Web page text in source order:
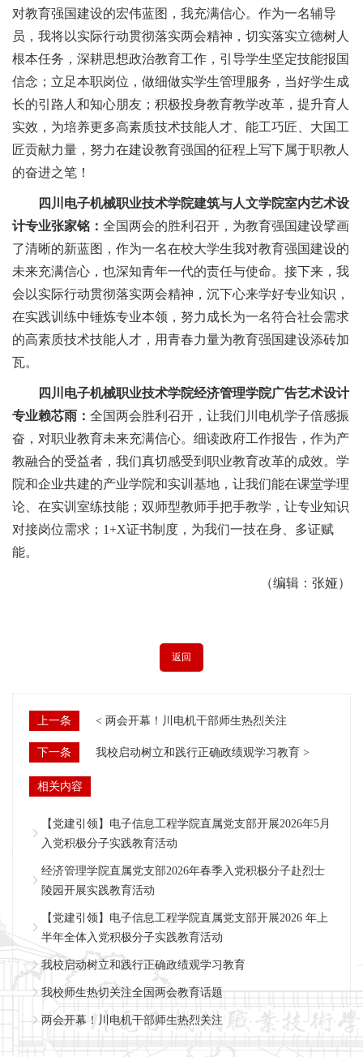
对教育强国建设的宏伟蓝图，我充满信心。作为一名辅导
员，我将以实际行动贯彻落实两会精神 ，切实落实立德树人
根本任务 ，深耕思想政治教育工作 ，引导学生坚定技能报国
信念；立足本职岗位，做细做实学生管理服务，当好学生成
长的引路人和知心朋友；积极投身教育教学改革，提升育人
实效，为培养更多高素质技术技能人才、能工巧匠、大国工
匠贡献力量，努力在建设教育强国的征程上写下属于职教人
的奋进之笔！
四川电子机械职业技术学院建筑与人文学院室内艺术设
计专业张家铭： 全国两会的胜利召开，为教育强国建设擘画
了清晰的新蓝图，作为一名在校大学生我对教育强国建设的
未来充满信心，也深知青年一代的责任与使命。接下来，我
会以实际行动贯彻落实两会精神，沉下心来学好专业知识，
在实践训练中锤炼专业本领，努力成长为一名符合社会需求
的高素质技术技能人才，用青春力量为教育强国建设添砖加
瓦。
四川电子机械职业技术学院经济管理学院广告艺术设计
专业赖芯雨： 全国两会胜利召开，让我们川电机学子倍感振
奋 ， 对职业教育未来充满信心。细读政府工作报告，作为产
教融合的受益者，我们真切感受到 职业教育改革的成效。学
院和企业共建的产业学院和实训基地，让我们能在课堂学理
论、在实训室练技能；双师型教师手把手教学，让专业知识
对接岗位需求； 1+X证书制度， 为我们一技在身、多证赋
能。
（编辑：张娅）
返回
上一条 < 两会开幕！川电机干部师生热烈关注
下一条 我校启动树立和践行正确政绩观学习教育 >
相关内容
【党建引领】电子信息工程学院直属党支部开展2026年5月
入党积极分子实践教育活动
经济管理学院直属党支部2026年春季入党积极分子赴烈士
陵园开展实践教育活动
【党建引领】电子信息工程学院直属党支部开展2026 年上
半年全体入党积极分子实践教育活动
我校启动树立和践行正确政绩观学习教育
我校师生热切关注全国两会教育话题
两会开幕！川电机干部师生热烈关注